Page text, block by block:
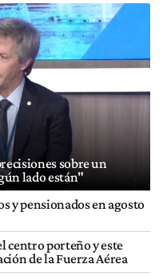
sobre un
lado están"
y pensionados en agosto
centro porteño y este
de la Fuerza Aérea